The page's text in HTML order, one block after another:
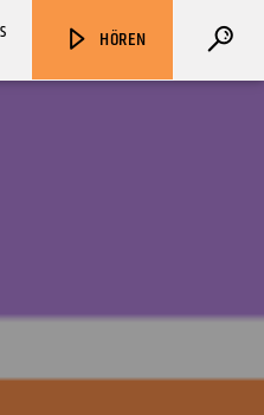
HÖREN